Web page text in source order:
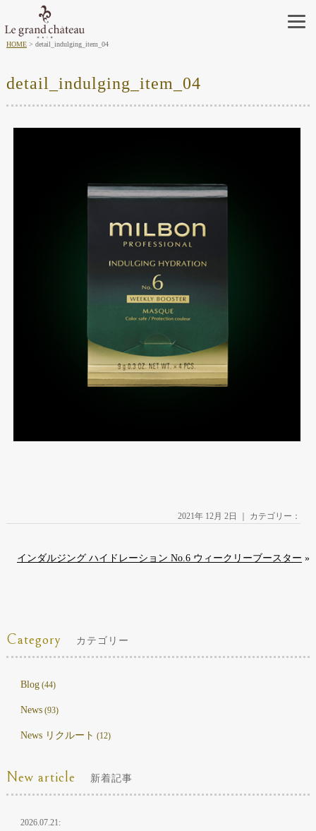
HOME detail_indulging_item_04
detail_indulging_item_04
2021年 12月 2日 ｜ カテゴリー：
インダルジング ハイドレーション No.6 ウィークリーブースター »
Category カテゴリー
Blog(44)
News(93)
News リクルート (12)
New article 新着記事
2026.07.21: